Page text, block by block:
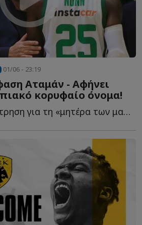
01/06 - 23:19
Αταμάν - Αφήνει
κορυφαίο όνομα!
Η αντίστροφη μέτρηση για τη «μητέρα των μαχών» έχει ξ...